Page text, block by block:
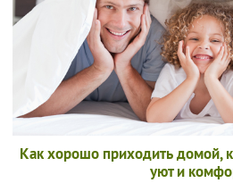
Как хорошо приходить домой,
уют и